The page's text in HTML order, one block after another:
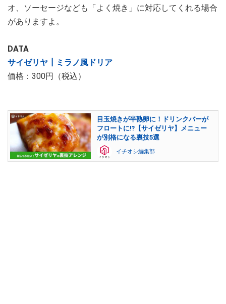
オ、ソーセージなども「よく焼き」に対応してくれる場合
がありますよ。
DATA
サイゼリヤ┃ミラノ風ドリア
価格：300円（税込）
目玉焼きが半熟卵に！ドリンクバーが
フロートに⁉【サイゼリヤ】メニュー
が別格になる裏技5選
イチオシ編集部